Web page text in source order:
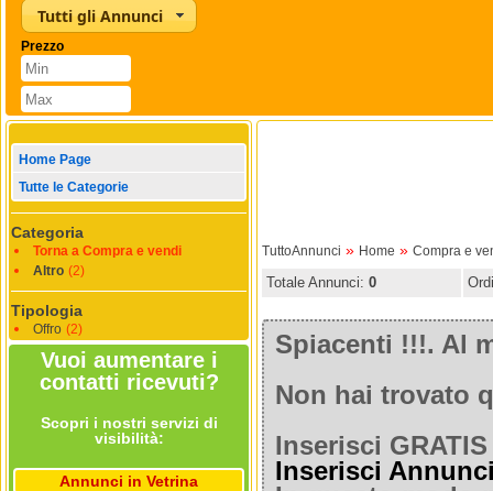
Tutti gli Annunci
Prezzo
Home Page
Tutte le Categorie
Categoria
Torna a Compra e vendi
Altro (2)
Tipologia
Offro (2)
Vuoi aumentare i
contatti ricevuti?
Scopri i nostri servizi di
visibilità:
Annunci in Vetrina
TuttoAnnunci » Home » Compra e
Totale Annunci: 0
Spiacenti !!!. Al
Non hai trovato
Inserisci
Inserisci